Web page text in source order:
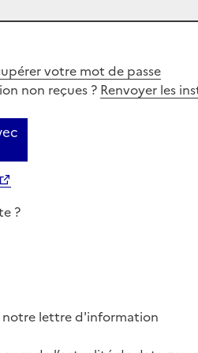
votre mot de passe
non reçues ? Renvoyer les
?
notre lettre d'information